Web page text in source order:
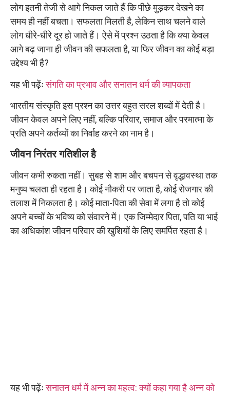
लोग इतनी तेजी से आगे निकल जाते हैं कि पीछे मुड़कर देखने का
समय ही नहीं बचता। सफलता मिलती है, लेकिन साथ चलने वाले
लोग धीरे-धीरे दूर हो जाते हैं। ऐसे में प्रश्न उठता है कि क्या केवल
आगे बढ़ जाना ही जीवन की सफलता है, या फिर जीवन का कोई बड़ा
उद्देश्य भी है?
यह भी पढ़ेंःसंगति का प्रभाव और सनातन धर्म की व्यापकता
भारतीय संस्कृति इस प्रश्न का उत्तर बहुत सरल शब्दों में देती है।
जीवन केवल अपने लिए नहीं, बल्कि परिवार, समाज और परमात्मा के
प्रति अपने कर्तव्यों का निर्वाह करने का नाम है।
जीवन निरंतर गतिशील है
जीवन कभी रुकता नहीं। सुबह से शाम और बचपन से वृद्धावस्था तक
मनुष्य चलता ही रहता है। कोई नौकरी पर जाता है, कोई रोजगार की
तलाश में निकलता है। कोई माता-पिता की सेवा में लगा है तो कोई
अपने बच्चों के भविष्य को संवारने में। एक जिम्मेदार पिता, पति या भाई
का अधिकांश जीवन परिवार की खुशियों के लिए समर्पित रहता है।
यह भी पढ़ेंःसनातन धर्म में अन्न का महत्व: क्यों कहा गया है अन्न को